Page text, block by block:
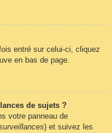
entré sur celui-ci, cliquez
en bas de page.
de sujets ?
votre panneau de
) et suivez les